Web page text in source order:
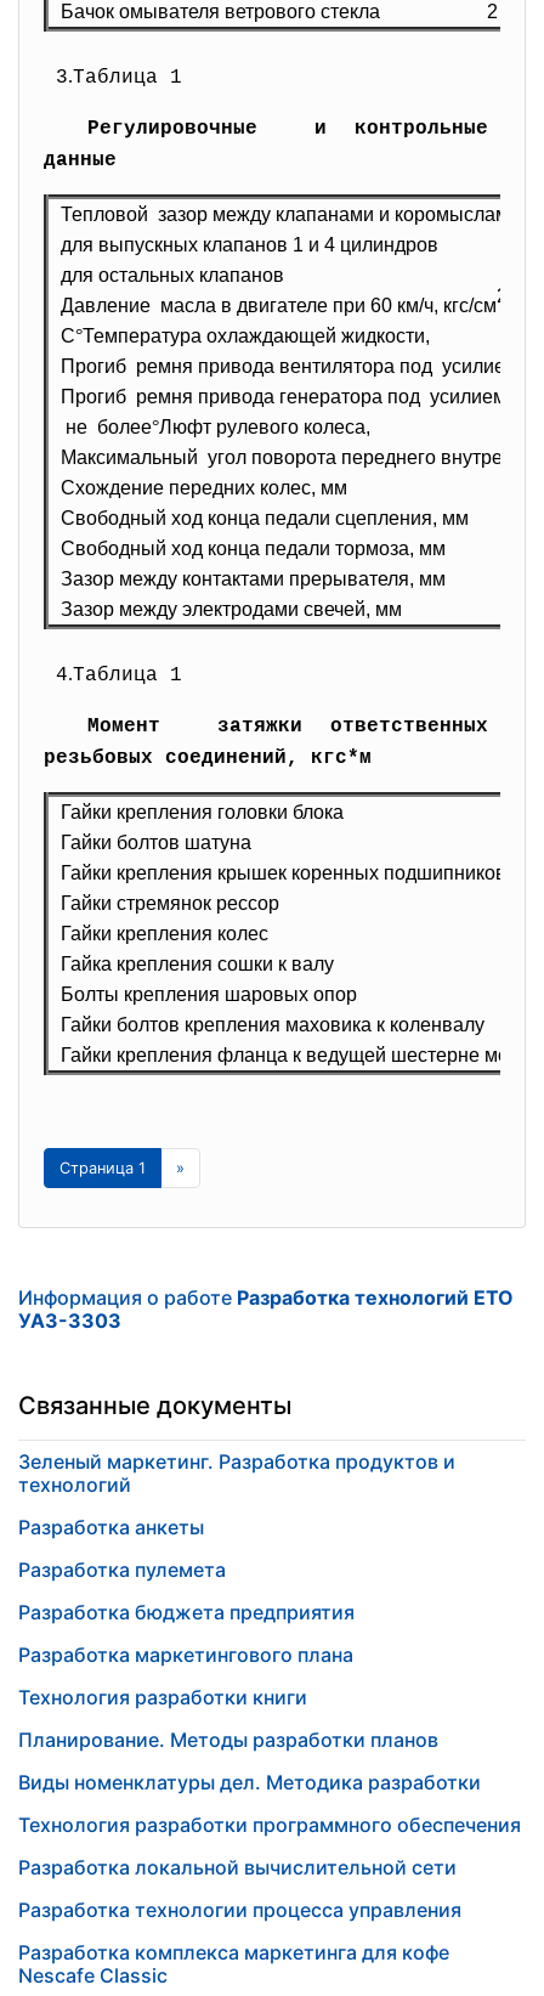
Бачок омывателя ветрового стекла
2
3.Таблица 1
Регулировочные и контрольные
данные
Тепловой зазор между клапанами и коромыслами,
для выпускных клапанов 1 и 4 цилиндров
для остальных клапанов
Давление масла в двигателе при 60 км/ч, кгс/см2
С°Температура охлаждающей жидкости,
Прогиб ремня привода вентилятора под усилием 4
Прогиб ремня привода генератора под усилием 4
не более°Люфт рулевого колеса,
Максимальный угол поворота переднего
Схождение передних колес, мм
Свободный ход конца педали сцепления, мм
Свободный ход конца педали тормоза, мм
Зазор между контактами прерывателя, мм
Зазор между электродами свечей, мм
4.Таблица 1
Момент затяжки ответственных
резьбовых соединений, кгс*м
Гайки крепления головки блока
Гайки болтов шатуна
Гайки крепления крышек коренных подшипников
Гайки стремянок рессор
Гайки крепления колес
Гайка крепления сошки к валу
Болты крепления шаровых опор
Гайки болтов крепления маховика к коленвалу
Гайки крепления фланца к ведущей шестерне
Страница 1 »
Информация о работе Разработка технологий ЕТО
УАЗ-3303
Связанные документы
Зеленый маркетинг. Разработка продуктов и
технологий
Разработка анкеты
Разработка пулемета
Разработка бюджета предприятия
Разработка маркетингового плана
Технология разработки книги
Планирование. Методы разработки планов
Виды номенклатуры дел. Методика разработки
Технология разработки программного обеспечения
Разработка локальной вычислительной сети
Разработка технологии процесса управления
Разработка комплекса маркетинга для кофе
Nescafe Classic